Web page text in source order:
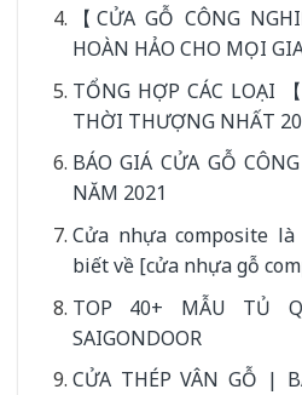
【CỬA GỖ CÔNG
HOÀN HẢO CHO MỌI
TỔNG HỢP CÁC LOẠI
THỜI THƯỢNG NHẤT
BÁO GIÁ CỬA GỖ
NĂM 2021
Cửa nhựa composite
biết về [cửa nhựa gỗ
TOP 40+ MẪU TỦ
SAIGONDOOR
CỬA THÉP VÂN GỖ |